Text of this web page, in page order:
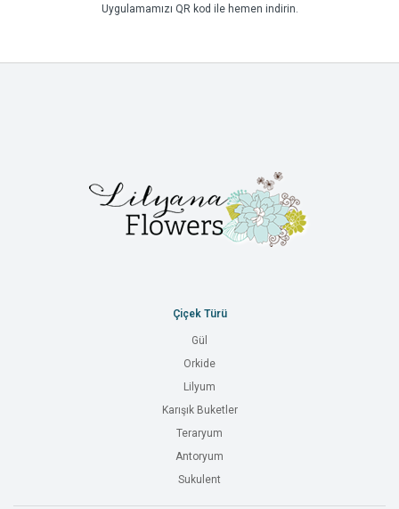
Uygulamamızı QR kod ile hemen indirin.
Çiçek Türü
Gül
Orkide
Lilyum
Karışık Buketler
Teraryum
Antoryum
Sukulent